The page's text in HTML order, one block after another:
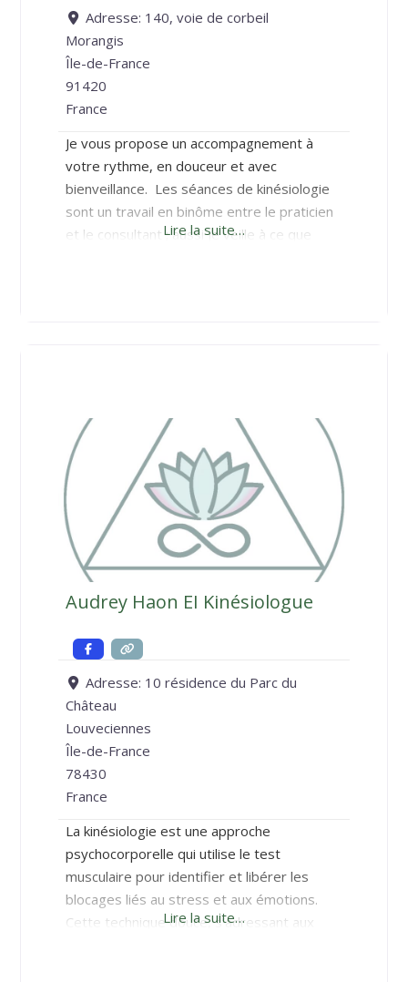
Adresse: 140, voie de corbeil
Morangis
Île-de-France
91420
France
Je vous propose un accompagnement à
votre rythme, en douceur et avec
bienveillance. ​ Les séances de kinésiologie
sont un travail en binôme entre le praticien
et le consultant ; aussi je veille à ce que
Lire la suite…
Audrey Haon EI Kinésiologue
Adresse: 10 résidence du Parc du
Château
Louveciennes
Île-de-France
78430
France
La kinésiologie est une approche
psychocorporelle qui utilise le test
musculaire pour identifier et libérer les
blocages liés au stress et aux émotions.
Cette technique douce, s’adressant aux
Lire la suite…